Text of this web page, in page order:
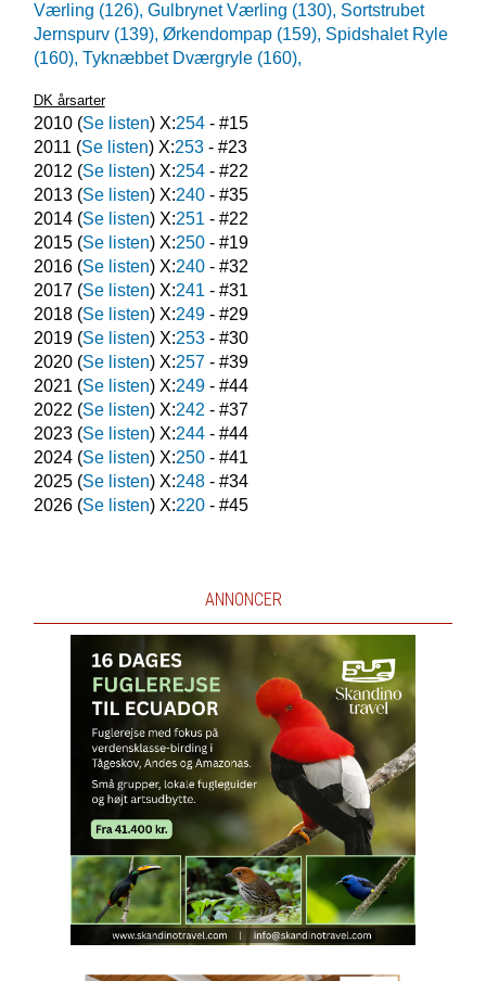
Værling (126), Gulbrynet Værling (130), Sortstrubet
Jernspurv (139), Ørkendompap (159), Spidshalet Ryle
(160), Tyknæbbet Dværgryle (160),
DK årsarter
2010(Se listen) X:254- #15
2011 (Se listen) X:253- #23
2012 (Se listen) X:254- #22
2013(Se listen) X:240- #35
2014(Se listen) X:251 - #22
2015(Se listen) X:250- #19
2016(Se listen) X:240- #32
2017(Se listen) X:241 - #31
2018(Se listen) X:249- #29
2019(Se listen) X:253- #30
2020(Se listen) X:257- #39
2021 (Se listen) X:249- #44
2022 (Se listen) X:242 - #37
2023(Se listen) X:244- #44
2024(Se listen) X:250- #41
2025(Se listen) X:248- #34
2026(Se listen) X:220- #45
ANNONCER